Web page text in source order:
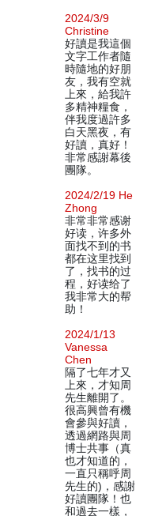
2024/3/9
Christine
好讀是我這個
文字工作者隨
時隨地的好朋
友，我有空就
上來，給我許
多精神糧食，
伴我度過許多
白天黑夜，有
好讀，真好！
非常感謝幕後
團隊。
2024/2/19 He
Zhong
非常非常感谢
好读，许多外
面找不到的书
都在这里找到
了，找书的过
程，好读给了
我非常大的帮
助！
2024/1/13
Vanessa
Chen
隔了七年才又
上來，才知周
先生離開了。
很高興曾有機
會參與好讀，
透過網路與周
博士共事（真
也才知道的，
一直只稱呼周
先生的)，感謝
好讀團隊！也
和過去一樣，